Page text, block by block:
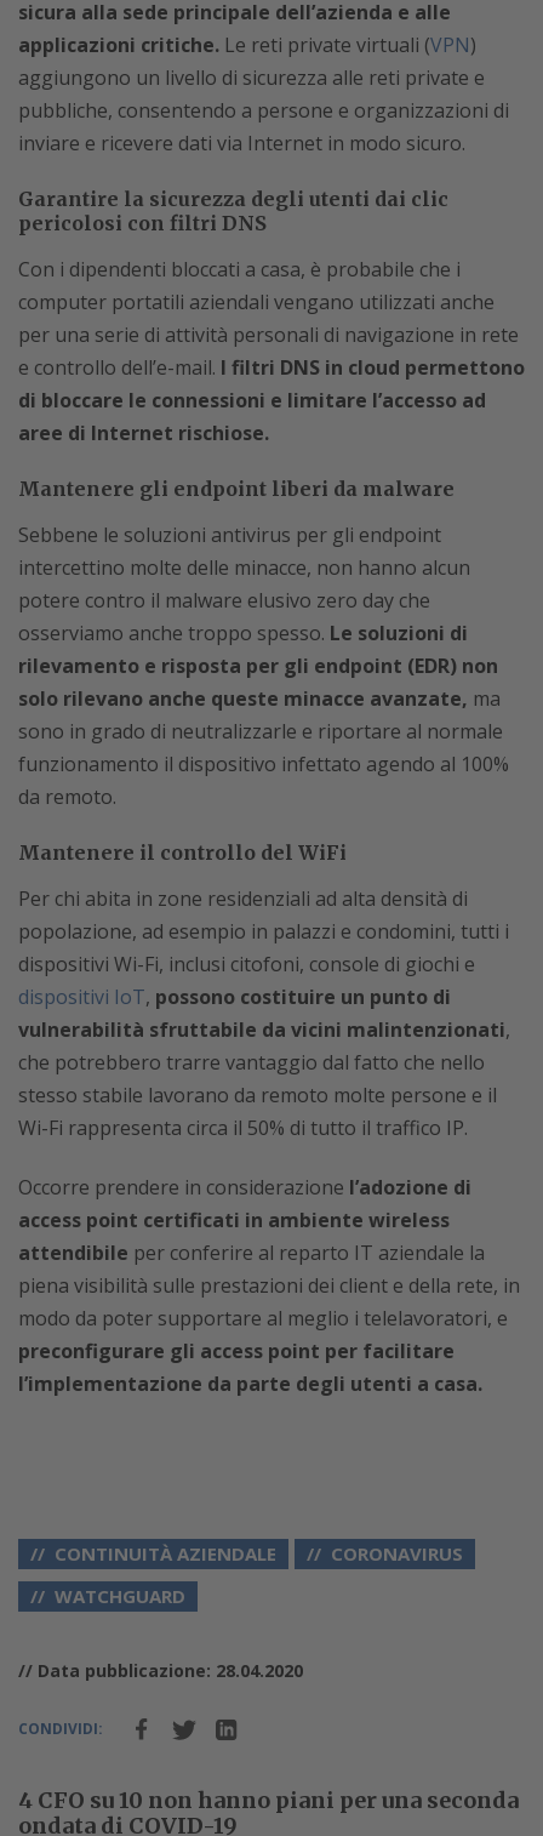
sicura alla sede principale dell’azienda e alle
applicazioni critiche. Le reti private virtuali (VPN)
aggiungono un livello di sicurezza alle reti private e
pubbliche, consentendo a persone e organizzazioni di
inviare e ricevere dati via Internet in modo sicuro.
Garantire la sicurezza degli utenti dai clic
pericolosi con filtri DNS
Con i dipendenti bloccati a casa, è probabile che i
computer portatili aziendali vengano utilizzati anche
per una serie di attività personali di navigazione in rete
e controllo dell’e-mail. I filtri DNS in cloud permettono
di bloccare le connessioni e limitare l’accesso ad
aree di Internet rischiose.
Mantenere gli endpoint liberi da malware
Sebbene le soluzioni antivirus per gli endpoint
intercettino molte delle minacce, non hanno alcun
potere contro il malware elusivo zero day che
osserviamo anche troppo spesso. Le soluzioni di
rilevamento e risposta per gli endpoint (EDR) non
solo rilevano anche queste minacce avanzate, ma
sono in grado di neutralizzarle e riportare al normale
funzionamento il dispositivo infettato agendo al 100%
da remoto.
Mantenere il controllo del WiFi
Per chi abita in zone residenziali ad alta densità di
popolazione, ad esempio in palazzi e condomini, tutti i
dispositivi Wi-Fi, inclusi citofoni, console di giochi e
dispositivi IoT, possono costituire un punto di
vulnerabilità sfruttabile da vicini malintenzionati,
che potrebbero trarre vantaggio dal fatto che nello
stesso stabile lavorano da remoto molte persone e il
Wi-Fi rappresenta circa il 50% di tutto il traffico IP.
Occorre prendere in considerazione l’adozione di
access point certificati in ambiente wireless
attendibile per conferire al reparto IT aziendale la
piena visibilità sulle prestazioni dei client e della rete, in
modo da poter supportare al meglio i telelavoratori, e
preconfigurare gli access point per facilitare
l’implementazione da parte degli utenti a casa.
CONTINUITÀ AZIENDALE
CORONAVIRUS
WATCHGUARD
// Data pubblicazione: 28.04.2020
CONDIVIDI:
4 CFO su 10 non hanno piani per una seconda
ondata di COVID-19